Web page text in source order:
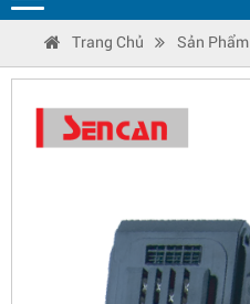
Trang Chủ Sản Phẩm